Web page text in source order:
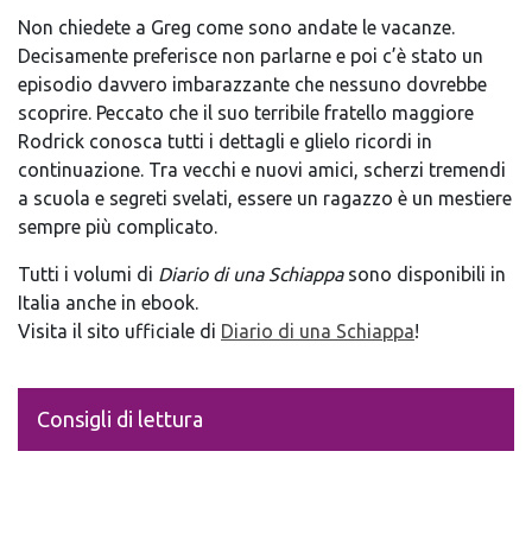
Non chiedete a Greg come sono andate le vacanze.
Decisamente preferisce non parlarne e poi c’è stato un
episodio davvero imbarazzante che nessuno dovrebbe
scoprire. Peccato che il suo terribile fratello maggiore
Rodrick conosca tutti i dettagli e glielo ricordi in
continuazione. Tra vecchi e nuovi amici, scherzi tremendi
a scuola e segreti svelati, essere un ragazzo è un mestiere
sempre più complicato.
Tutti i volumi di Diario di una Schiappasono disponibili in
Italia anche in ebook.
Visita il sito ufficiale di Diario di una Schiappa!
Consigli di lettura